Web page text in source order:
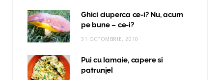
Ghici ciuperca ce-i? Nu, acum
pe bune – ce-i?
31 OCTOMBRIE, 2010
Pui cu lamaie, capere si
patrunjel